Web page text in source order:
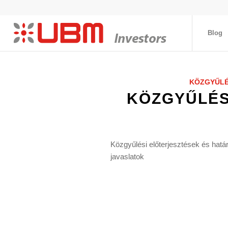
Blog
Közgyűlési előterjesztések és
javaslatok